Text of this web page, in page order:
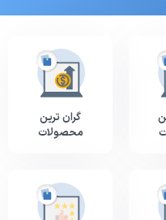
گران ترین
محصولات